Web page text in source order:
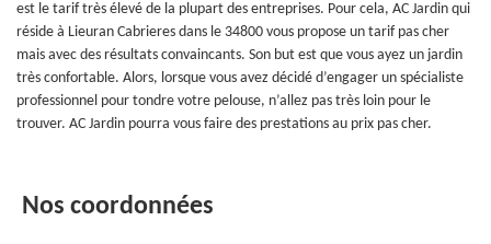
est le tarif très élevé de la plupart des entreprises. Pour cela, AC Jardin qui
réside à Lieuran Cabrieres dans le 34800 vous propose un tarif pas cher
mais avec des résultats convaincants. Son but est que vous ayez un jardin
très confortable. Alors, lorsque vous avez décidé d’engager un spécialiste
professionnel pour tondre votre pelouse, n’allez pas très loin pour le
trouver. AC Jardin pourra vous faire des prestations au prix pas cher.
Nos coordonnées